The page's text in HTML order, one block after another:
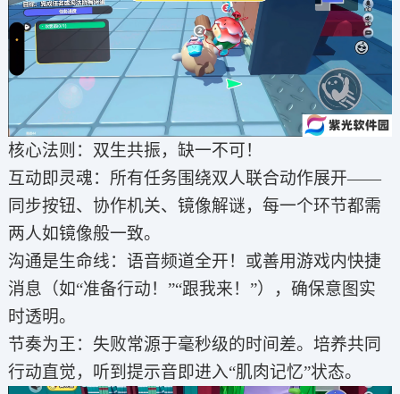
核心法则：双生共振，缺一不可！
互动即灵魂：所有任务围绕双人联合动作展开——
同步按钮、协作机关、镜像解谜，每一个环节都需
两人如镜像般一致。
沟通是生命线：语音频道全开！或善用游戏内快捷
消息（如“准备行动！”“跟我来！”），确保意图实
时透明。
节奏为王：失败常源于毫秒级的时间差。培养共同
行动直觉，听到提示音即进入“肌肉记忆”状态。